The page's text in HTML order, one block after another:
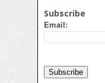
Subscribe
Email: